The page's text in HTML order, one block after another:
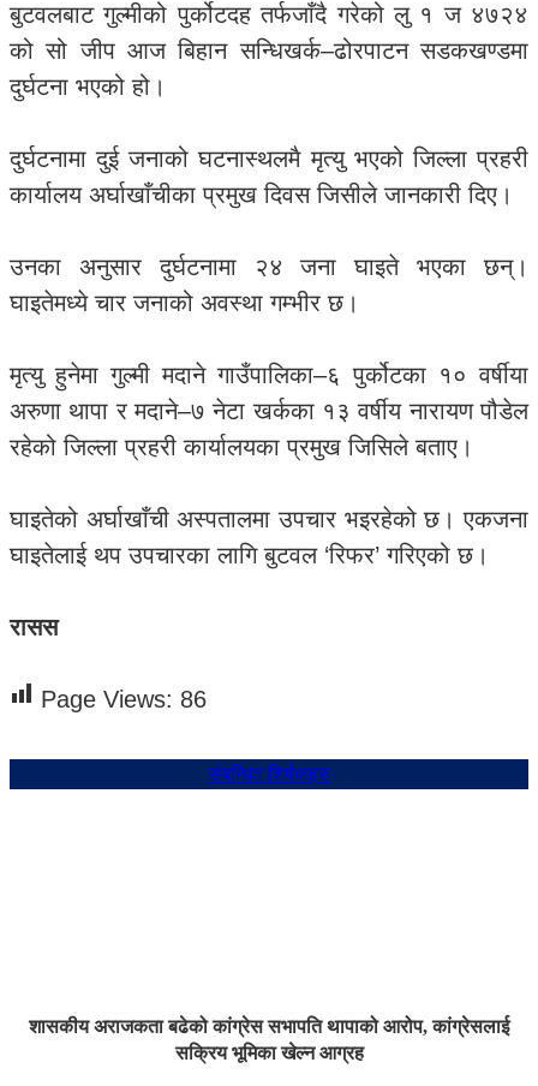
बुटवलबाट गुल्मीको पुर्कोटदह तर्फजाँदै गरेको लु १ ज ४७२४
को सो जीप आज बिहान सन्धिखर्क–ढोरपाटन सडकखण्डमा
दुर्घटना भएको हो।
दुर्घटनामा दुई जनाको घटनास्थलमै मृत्यु भएको जिल्ला प्रहरी
कार्यालय अर्घाखाँचीका प्रमुख दिवस जिसीले जानकारी दिए।
उनका अनुसार दुर्घटनामा २४ जना घाइते भएका छन्।
घाइतेमध्ये चार जनाको अवस्था गम्भीर छ।
मृत्यु हुनेमा गुल्मी मदाने गाउँपालिका–६ पुर्कोटका १० वर्षीया
अरुणा थापा र मदाने–७ नेटा खर्कका १३ वर्षीय नारायण पौडेल
रहेको जिल्ला प्रहरी कार्यालयका प्रमुख जिसिले बताए।
घाइतेको अर्घाखाँची अस्पतालमा उपचार भइरहेको छ। एकजना
घाइतेलाई थप उपचारका लागि बुटवल ‘रिफर’ गरिएको छ।
रासस
Page Views: 86
संबन्धित शिर्षकहरु
शासकीय अराजकता बढेको कांग्रेस सभापति थापाको आरोप, कांग्रेसलाई
सक्रिय भूमिका खेल्न आग्रह